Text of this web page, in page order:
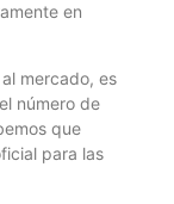
en
mercado, es
número de
que
para las